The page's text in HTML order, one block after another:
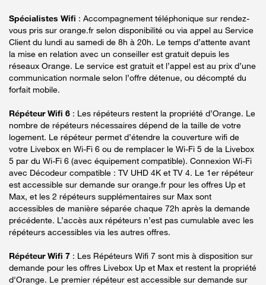
Spécialistes Wifi : Accompagnement téléphonique sur rendez-
vous pris sur orange.fr selon disponibilité ou via appel au Service
Client du lundi au samedi de 8h à 20h. Le temps d’attente avant
la mise en relation avec un conseiller est gratuit depuis les
réseaux Orange. Le service est gratuit et l’appel est au prix d’une
communication normale selon l’offre détenue, ou décompté du
forfait mobile.
Répéteur Wifi 6 : Les répéteurs restent la propriété d’Orange. Le
nombre de répéteurs nécessaires dépend de la taille de votre
logement. Le répéteur permet d’étendre la couverture wifi de
votre Livebox en Wi-Fi 6 ou de remplacer le Wi-Fi 5 de la Livebox
5 par du Wi-Fi 6 (avec équipement compatible). Connexion Wi-Fi
avec Décodeur compatible : TV UHD 4K et TV 4. Le 1er répéteur
est accessible sur demande sur orange.fr pour les offres Up et
Max, et les 2 répéteurs supplémentaires sur Max sont
accessibles de manière séparée chaque 72h après la demande
précédente. L’accès aux répéteurs n’est pas cumulable avec les
répéteurs accessibles via les autres offres.
Répéteur Wifi 7 : Les Répéteurs Wifi 7 sont mis à disposition sur
demande pour les offres Livebox Up et Max et restent la propriété
d'Orange. Le premier répéteur est accessible sur demande sur